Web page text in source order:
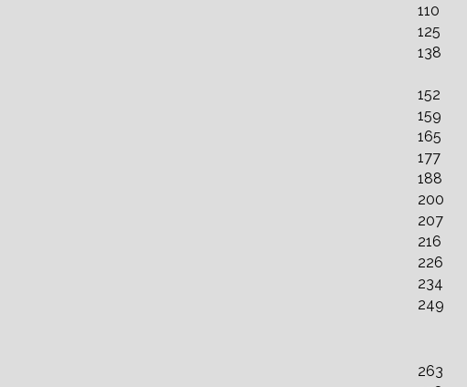
110
125
138
152
159
165
177
188
200
207
216
226
234
249
263